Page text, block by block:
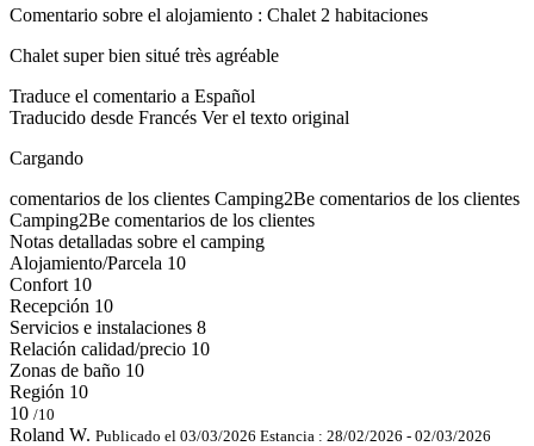
Comentario sobre el alojamiento : Chalet 2 habitaciones
Chalet super bien situé très agréable
Traduce el comentario a Español
Traducido desde Francés Ver el texto original
Cargando
comentarios de los clientes Camping2Be comentarios de los clientes
Camping2Be comentarios de los clientes
Notas detalladas sobre el camping
Alojamiento/Parcela 10
Confort 10
Recepción 10
Servicios e instalaciones 8
Relación calidad/precio 10
Zonas de baño 10
Región 10
10 /10
Roland W. Publicado el 03/03/2026 Estancia : 28/02/2026 - 02/03/2026